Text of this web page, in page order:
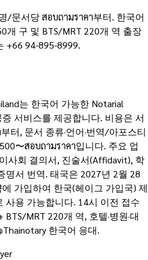
/문서당 สอบถามราคา부터. 한국어
개 구 및 BTS/MRT 220개 역 출장
+66 94-895-8999.
는 한국어 가능한 Notarial
서비스를 제공합니다. 비용은 서
터, 문서 종류·언어·번역/아포스티
〜สอบถามราคา입니다. 주요 업
사회 결의서, 진술서(Affidavit), 학
명서 번역. 태국은 2027년 2월 28
가입하여 한국(헤이그 가입국) 제
사용 가능합니다. 14시 이전 접수
MRT 220개 역, 호텔·병원·대
한국어 응대.